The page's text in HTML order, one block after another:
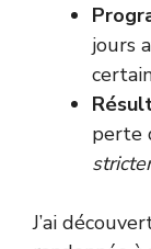
jours
perte
J’ai